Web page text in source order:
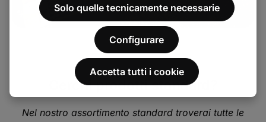
Cerchi prodotti standard?
Nel nostro assortimento standard troverai tutte le
Solo quelle tecnicamente necessarie
Configurare
Accetta tutti i cookie